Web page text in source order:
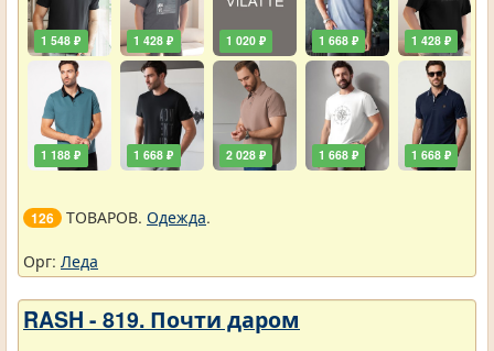
1 548 ₽
1 188 ₽
1 428 ₽
1 668 ₽
1 020 ₽
2 028 ₽
1 668 ₽
1 668 ₽
1 428 ₽
1 668 ₽
126 ТОВАРОВ. Одежда.
Орг: Леда
RASH - 819. Почти даром